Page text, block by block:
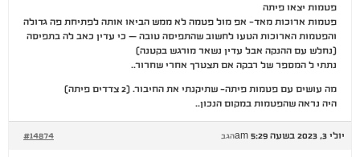
פטמות יצאו פיתה
פטמות ארוכות מאד- אפ מול פטמה לא ממש הביאו אותה לפתיחת פה גדולה
והפטמות הארוכות הטעו לחשוב שהתפיסה טובה – כי עדין כאב לה בתפיסה
(נחלש עם ההנקה אבל עדין נשאר מורגש בקטנה)
נתתי ל המספר של רבקה אם תצטרך אחרי שחרור..
מה עושים עם פטמות פיתה- שתיקנתי את החיבור. (2 צדדים פיתה)
היה נראה שהפטמות במקום הנכון..
יולי 3, 2023 בשעה 5:29 am #14874 הגב